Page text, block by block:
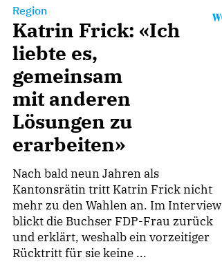
Region
Katrin Frick: «Ich
liebte es,
gemeinsam
mit anderen
Lösungen zu
erarbeiten»
Nach bald neun Jahren als
Kantonsrätin tritt Katrin Frick nicht
mehr zu den Wahlen an. Im Interview
blickt die Buchser FDP-Frau zurück
und erklärt, weshalb ein vorzeitiger
Rücktritt für sie keine ...